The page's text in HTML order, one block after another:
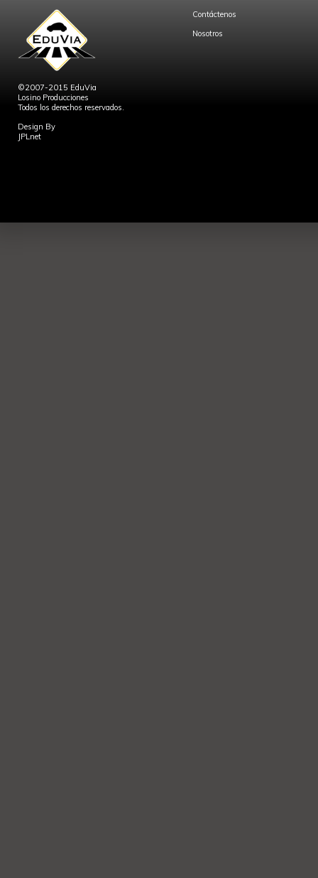
©2007-2015 EduVia
Losino Producciones
Todos los derechos reservados.
Design By
JPLnet
Contáctenos
Nosotros